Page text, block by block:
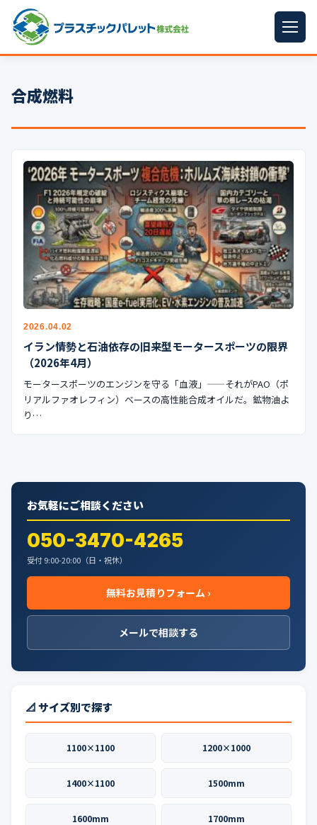
パレットサイズ
プラパレット ▼
コンテナ ▼
中古パレット
再生原料
梱包資材
イラン情勢まとめ
公式ブログ
会社案内
🇺🇸🇰🇷🇹🇼🇻🇳
合成燃料
2026.04.02
イラン情勢と石油依存の旧来型モータースポーツの限界
（2026年4月）
モータースポーツのエンジンを守る「血液」——それがPAO（ポ
リアルファオレフィン）ベースの高性能合成オイルだ。鉱物油よ
り…
お気軽にご相談ください
050-3470-4265
受付 9:00-20:00（日・祝休）
無料お見積りフォーム ›
メールで相談する
📐 サイズ別で探す
1100×1100 1200×1000
1400×1100 1500mm
1600mm 1700mm